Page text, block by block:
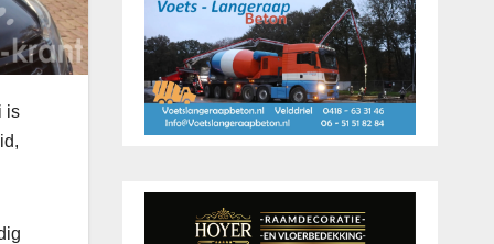
is